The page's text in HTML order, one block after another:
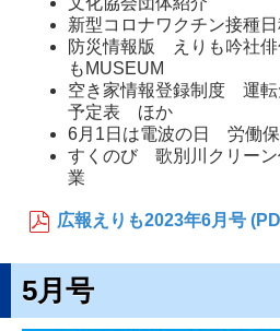
新型コロナワクチン接種
防災情報版 えりも吟社
もMUSEUM
空き家情報登録制度 運
予定表 ほか
6月1日は電波の日 労働
すくのび 歌別川クリーン
業
広報えりも2023年6月号
5月号